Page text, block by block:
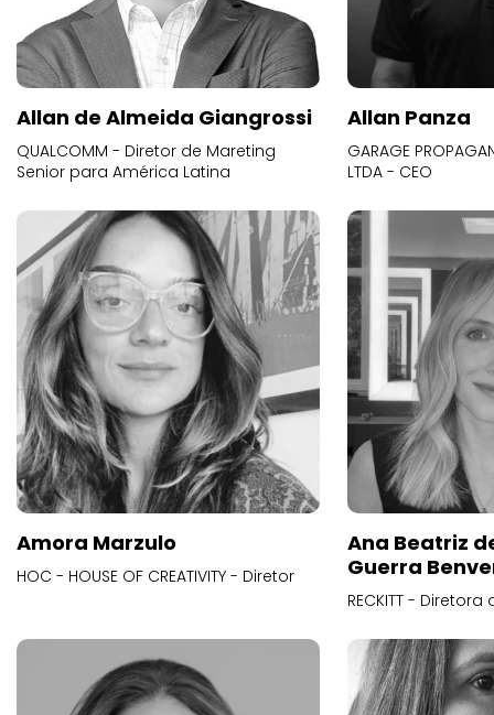
Allan de Almeida Giangrossi
QUALCOMM - Diretor de Mareting
Senior para América Latina
Allan Panza
GARAGE
LTDA - CEO
Amora Marzulo
HOC - HOUSE OF CREATIVITY - Diretor
Ana Beatriz
Guerra
RECKITT -